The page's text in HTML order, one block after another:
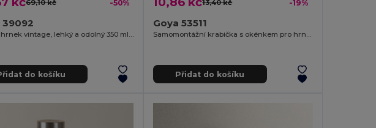
69,10 kč -50%
39092
Kovový hrnek vintage, lehký a odolný 350 ml FIELD
do košíku
13,40 kč -19%
Goya 53511
Samomontážní krabička s okénkem pro hrnky MATCHA
Přidat do košíku